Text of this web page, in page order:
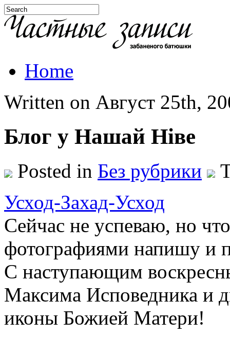
Home
Written on Август 25th,
Блог у Нашай Ніве
Posted in Без рубрики
Усход-Захад-Усход
Сейчас не успеваю, но
фотографиями напишу и
С наступающим
Максима Исповедника и
иконы Божией Матери!